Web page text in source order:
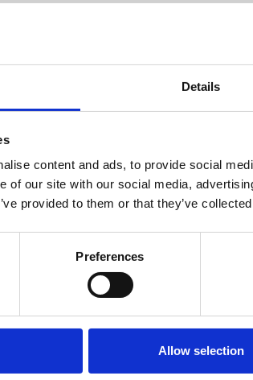
Details
content and ads, to provide social
of our site with our social media,
provided to them or that they’ve
Preferences
Allow selection
potencjał zamiast
wysokiej jakości rozwiązań, aby
produkcja i wdrażanie
z naszymi klientami, w celu
są m.in. lojalność klientów oraz ich